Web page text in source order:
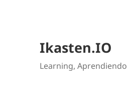
Ikasten.IO
Learning, Aprendiendo